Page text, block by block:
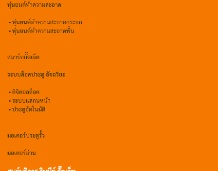
หุ่นยนต์ทำความสะอาด
•หุ่นยนต์ทำความสะอาดกระจก
•หุ่นยนต์ทำความสะอาดพื้น
สมาร์ทกั๊ตเจ็ต
ระบบล็อคประตู อัจฉริยะ
•ดิจิตอลล็อค
• ระบบแสกนหน้า
• ประตูอัตโนมัติ
มอเตอร์ประตูรั้ว
มอเตอร์ม่าน